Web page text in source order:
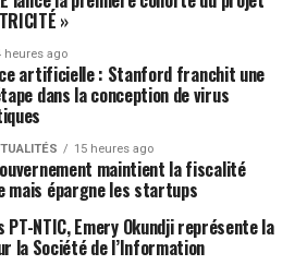
»
heures ago
artificielle : Stanford franchit une
dans la conception de virus
15 heures ago
maintient la fiscalité
mais épargne les startups
PT-NTIC, Emery Okundji représente la
la Société de l’Information